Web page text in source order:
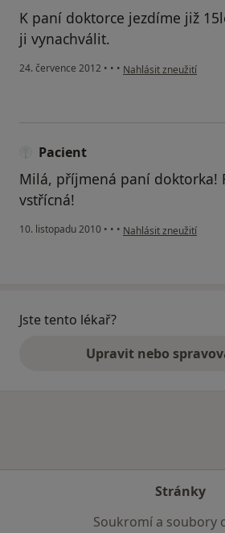
K paní doktorce jezdíme již
ji vynachválit.
24. července 2012 • • • podle názoru uživatele
Nahlásit zneužití
Pacient
Milá, příjmená paní doktorka!
vstřícná!
10. listopadu 2010 • • • podle názoru uživatele
Nahlásit zneužití
Jste tento lékař?
Upravit nebo
Stránky
Soukromí a soubory